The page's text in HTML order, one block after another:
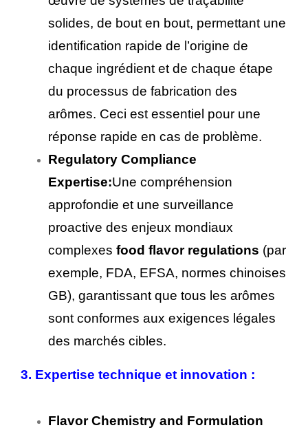
solides, de bout en bout, permettant une
identification rapide de l’origine de
chaque ingrédient et de chaque étape
du processus de fabrication des
arômes. Ceci est essentiel pour une
réponse rapide en cas de problème.
Regulatory Compliance
Expertise:Une compréhension
approfondie et une surveillance
proactive des enjeux mondiaux
complexes food flavor regulations (par
exemple, FDA, EFSA, normes chinoises
GB), garantissant que tous les arômes
sont conformes aux exigences légales
des marchés cibles.
3. Expertise technique et innovation :
Flavor Chemistry and Formulation